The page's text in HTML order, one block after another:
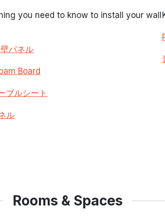
you need to know to install your wall
パネル
Board
ブルシート
ル
Rooms & Spaces